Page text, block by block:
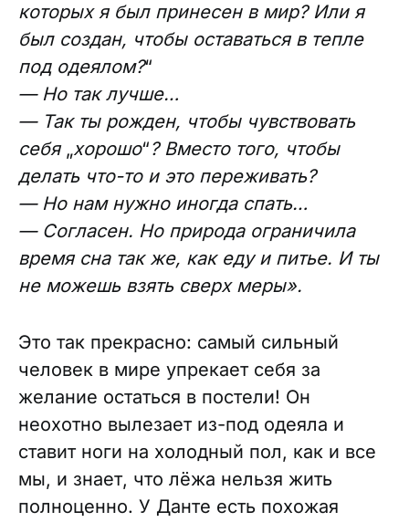
которых я был принесен в мир? Или я
был создан, чтобы оставаться в тепле
под одеялом?“
— Но так лучше…
— Так ты рожден, чтобы чувствовать
себя „хорошо“? Вместо того, чтобы
делать что-то и это переживать?
— Но нам нужно иногда спать…
— Согласен. Но природа ограничила
время сна так же, как еду и питье. И ты
не можешь взять сверх меры».
Это так прекрасно: самый сильный
человек в мире упрекает себя за
желание остаться в постели! Он
неохотно вылезает из-под одеяла и
ставит ноги на холодный пол, как и все
мы, и знает, что лёжа нельзя жить
полноценно. У Данте есть похожая